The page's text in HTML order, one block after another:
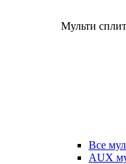
Мульти
Все
AUX